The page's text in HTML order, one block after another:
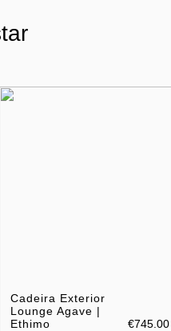
Cadeira Exterior
Lounge Agave |
Ethimo
€745.00